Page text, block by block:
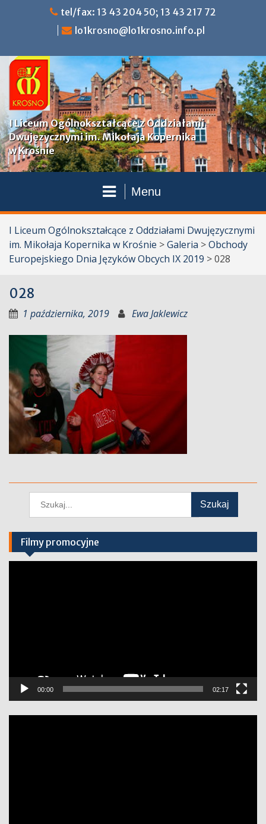
tel/fax: 13 43 204 50; 13 43 217 72
lo1krosno@lo1krosno.info.pl
I Liceum Ogólnokształcące z Oddziałami
Dwujęzycznymi im. Mikołaja Kopernika
w Krośnie
Menu
I Liceum Ogólnokształcące z Oddziałami Dwujęzycznymi
im. Mikołaja Kopernika w Krośnie >Galeria >Obchody
Europejskiego Dnia Języków Obcych IX 2019 >028
028
1 października, 2019 Ewa Jaklewicz
Wyszukiwanie:
Filmy promocyjne
00:00 02:17